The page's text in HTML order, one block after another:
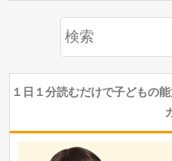
１日１分読むだけで子どもの